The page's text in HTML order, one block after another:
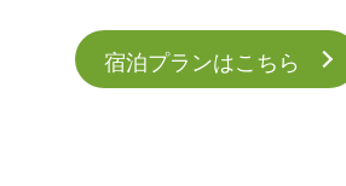
宿泊プランはこちら